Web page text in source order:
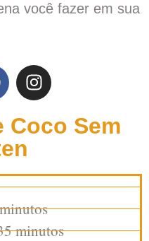
você fazer em sua
Coco Sem
minutos